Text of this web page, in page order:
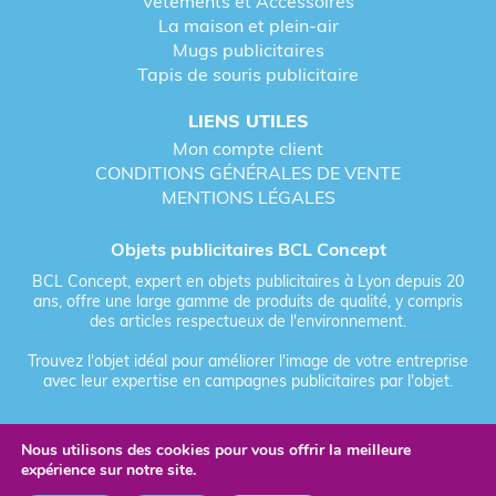
sur le marché dont les matériaux de
fabrication sont :
En gel, pour permettre une fluidité d’utilisation. Le
tapis de souris ergonomique en gel sera facile à
nettoyer et sa surface de glisse est grande. En plus
d’être souples et légers, ces outils sont tout en
étant robustes et confortables à l’utilisation. Ce
sont pour la plupart les gamers qui en raffolent.
En mousse, si les usagers ont tendance à faire de
ergonomique publicitaire en mousse est toutefois
très sensible à l’usure.
En tissu, si les utilisateurs sollicitent tous les types
de mouvements. Leur avantage réside dans leur
néanmoins ils sont un peu compliqués à nettoyer.
En plastique, pour les utilisateurs qui cherchent une
La maison et plein-air
Mugs publicitaires
Tapis de souris publicitaire
LIENS UTILES
Mon compte client
CONDITIONS GÉNÉRALES DE VENTE
MENTIONS LÉGALES
Objets publicitaires BCL Concept
BCL Concept, expert en objets publicitaires à Lyon depuis 20
ans, offre une large gamme de produits de qualité, y compris
des articles respectueux de l'environnement.
Trouvez l'objet idéal pour améliorer l'image de votre entreprise
avec leur expertise en campagnes publicitaires par l'objet.
Fièrement forgé par Les Vikings
Nous utilisons des cookies pour vous offrir la meilleure
expérience sur notre site.